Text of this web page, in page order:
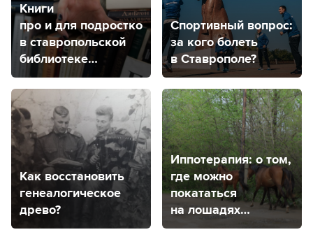
Книги
про и для подростков:
в ставропольской
библиотеке
проходит
психологическая
выставка
Спортивный вопрос:
за кого болеть
в Ставрополе?
Как восстановить
генеалогическое
древо?
Иппотерапия: о том,
где можно
покататься
на лошадях
в Ставрополе